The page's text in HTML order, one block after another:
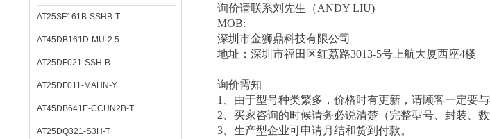
AT25SF161B-SSHB-T
AT45DB161D-MU-2.5
AT25DF021-SSH-B
AT25DF011-MAHN-Y
AT45DB641E-CCUN2B-T
AT25DQ321-S3H-T
询价请联系刘先生（ANDY LIU)
MOB:
深圳市金狮鼎科技有限公司
地址：深圳市福田区红荔路3013-5号上航大厦西座4楼
询价需知
1、由于型号种类繁多，价格时有更新，请顾客一定要
2、买家咨询的时候请务必说清楚（完整型号、封装、
3、生产型企业可申请月结和货到付款。